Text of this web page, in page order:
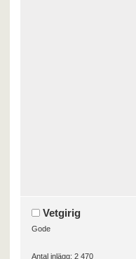
Vetgirig
Gode
Antal inlägg: 2 470